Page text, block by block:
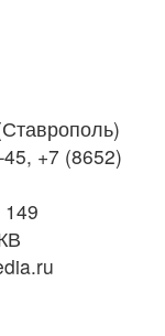
+7 (8652)